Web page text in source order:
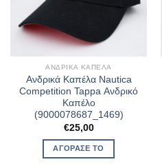
ΑΝΔΡΙΚΆ ΚΑΠΈΛΑ
Ανδρικά Καπέλα Nautica
Competition Tappa Ανδρικό
Καπέλο
(9000078687_1469)
€25,00
ΑΓΌΡΑΣΈ ΤΟ